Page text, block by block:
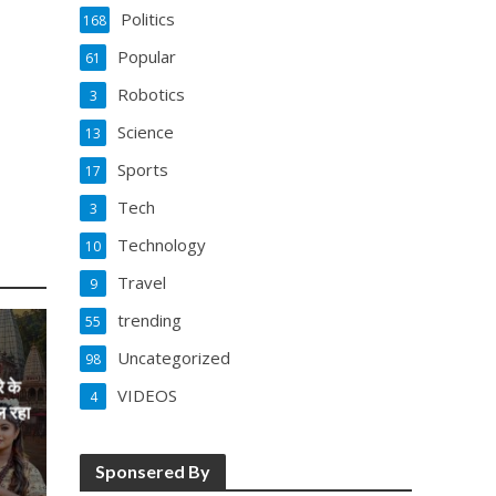
के
रहा
Politics
168
Popular
61
Robotics
3
Science
13
Sports
17
Tech
3
Technology
10
Travel
9
trending
55
Uncategorized
98
VIDEOS
4
Sponsered By